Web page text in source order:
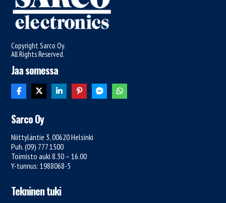
Copyright Sarco Oy.
All Rights Reserved.
Jaa somessa
Sarco Oy
Niittyläntie 3, 00620 Helsinki
Puh. (09) 777 1500
Toimisto auki 8.30 – 16.00
Y-tunnus: 1988068-5
Tekninen tuki